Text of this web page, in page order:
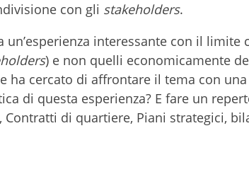
con gli stakeholders.
un’esperienza interessante con il limite
) e non quelli economicamente
ha cercato di affrontare il tema con
di questa esperienza? E fare un
di quartiere, Piani strategici,